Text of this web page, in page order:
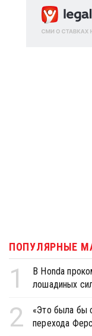
ПОПУЛЯРНЫЕ
1
В Honda
лошадиных
2
«Это была бы
перехода